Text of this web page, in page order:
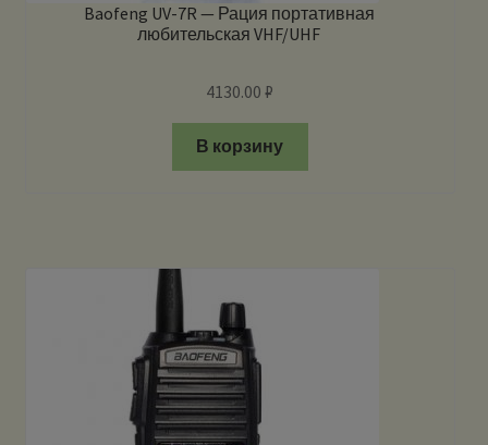
Baofeng UV-7R — Рация портативная
любительская VHF/UHF
4130.00₽
В корзину